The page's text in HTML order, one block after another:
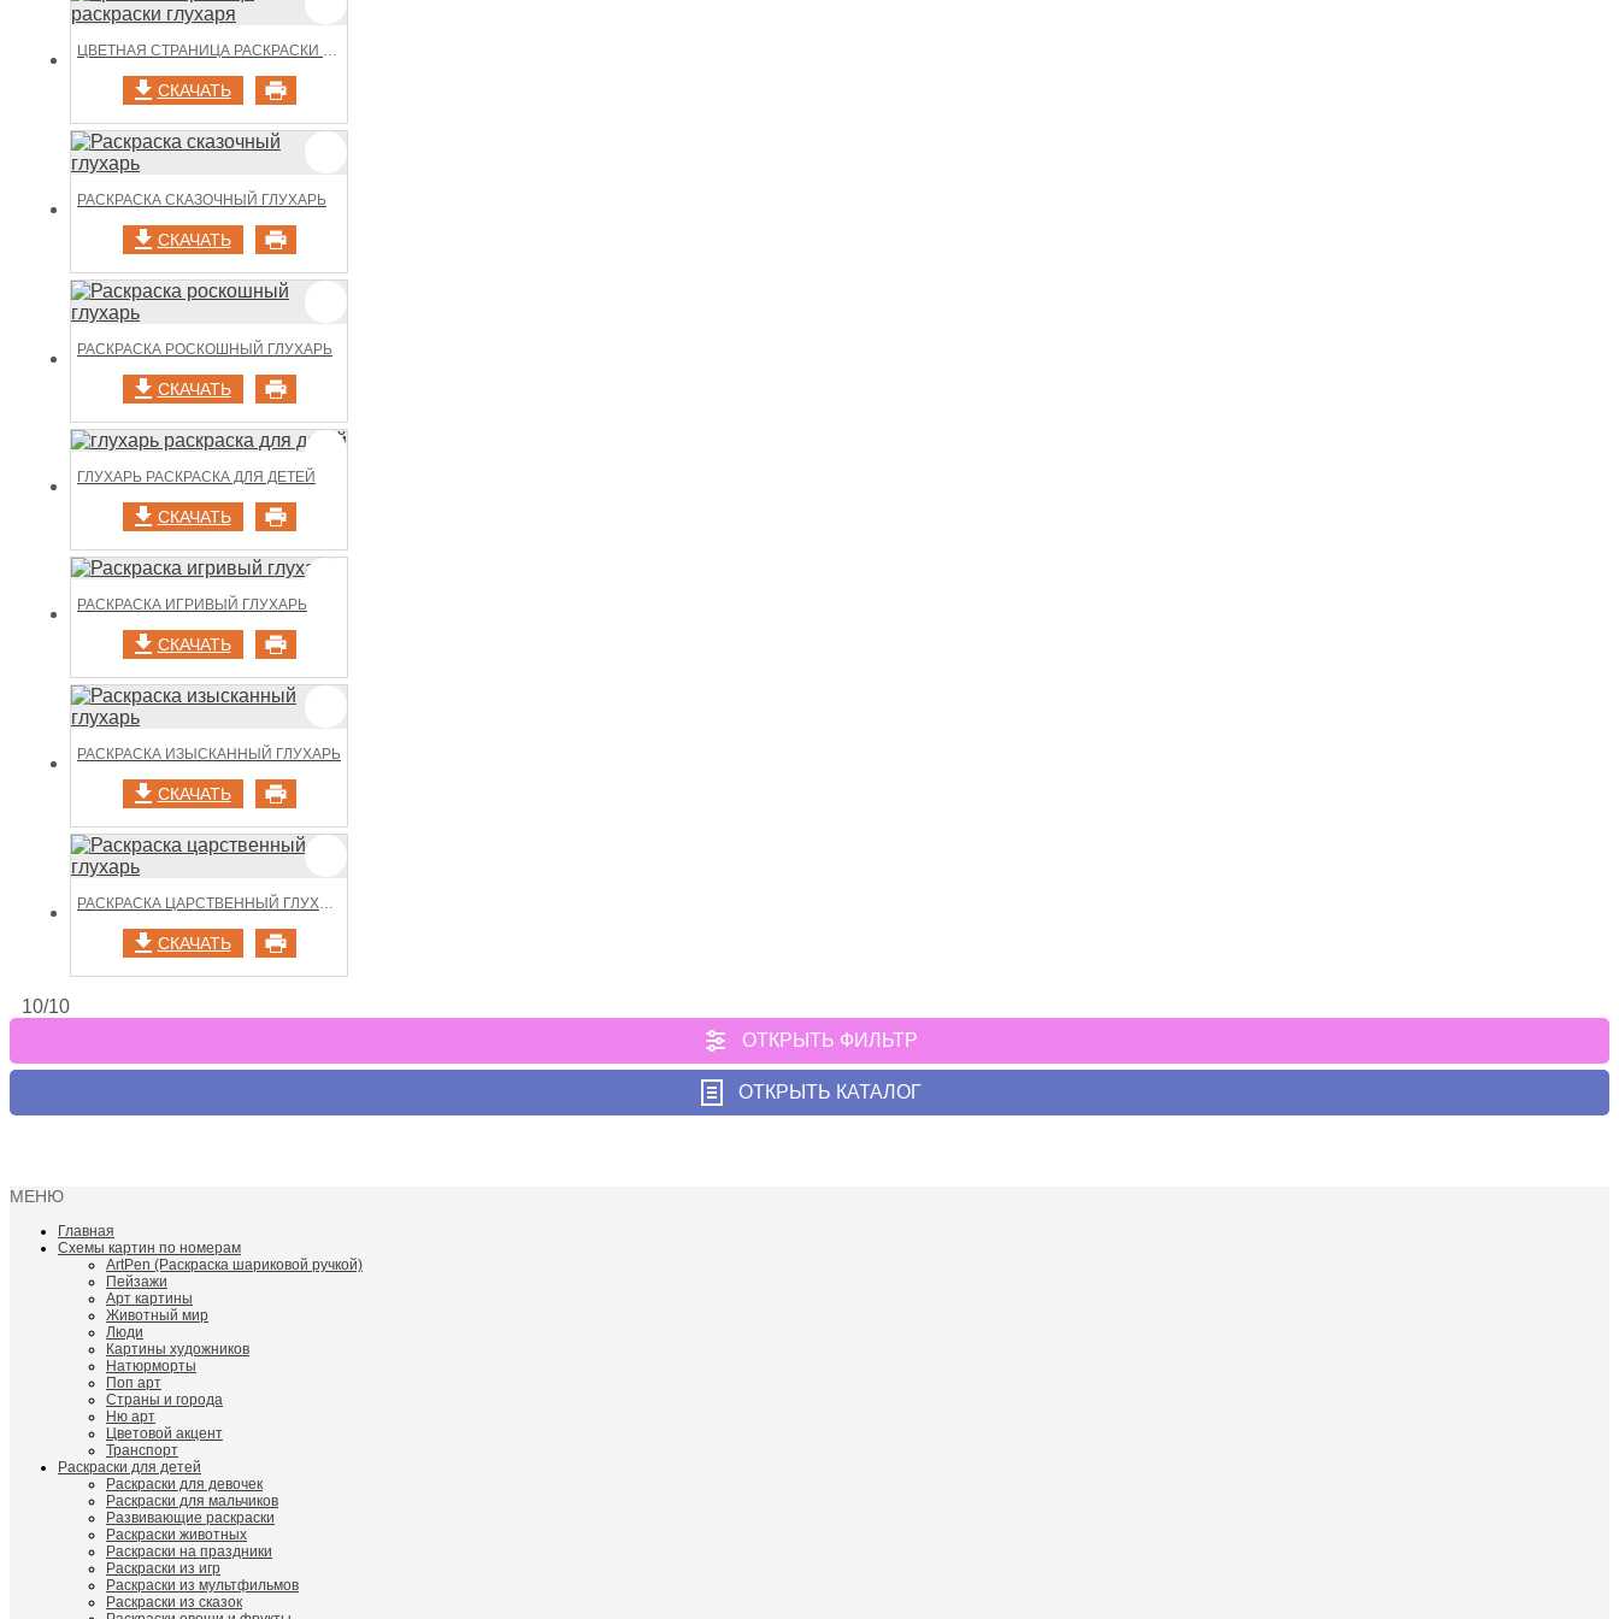
ЦВЕТНАЯ СТРАНИЦА РАСКРАСКИ ГЛУХАРЯ
СКАЧАТЬ
РАСКРАСКА СКАЗОЧНЫЙ ГЛУХАРЬ
СКАЧАТЬ
РАСКРАСКА РОСКОШНЫЙ ГЛУХАРЬ
СКАЧАТЬ
ГЛУХАРЬ РАСКРАСКА ДЛЯ ДЕТЕЙ
СКАЧАТЬ
РАСКРАСКА ИГРИВЫЙ ГЛУХАРЬ
СКАЧАТЬ
РАСКРАСКА ИЗЫСКАННЫЙ ГЛУХАРЬ
СКАЧАТЬ
РАСКРАСКА ЦАРСТВЕННЫЙ ГЛУХАРЬ
СКАЧАТЬ
10/10
ОТКРЫТЬ ФИЛЬТР
ОТКРЫТЬ КАТАЛОГ
МЕНЮ
Главная
Схемы картин по номерам
ArtPen (Раскраска шариковой ручкой)
Пейзажи
Арт картины
Животный мир
Люди
Картины художников
Натюрморты
Поп арт
Страны и города
Ню арт
Цветовой акцент
Транспорт
Раскраски для детей
Раскраски для девочек
Раскраски для мальчиков
Развивающие раскраски
Раскраски животных
Раскраски на праздники
Раскраски из игр
Раскраски из мультфильмов
Раскраски из сказок